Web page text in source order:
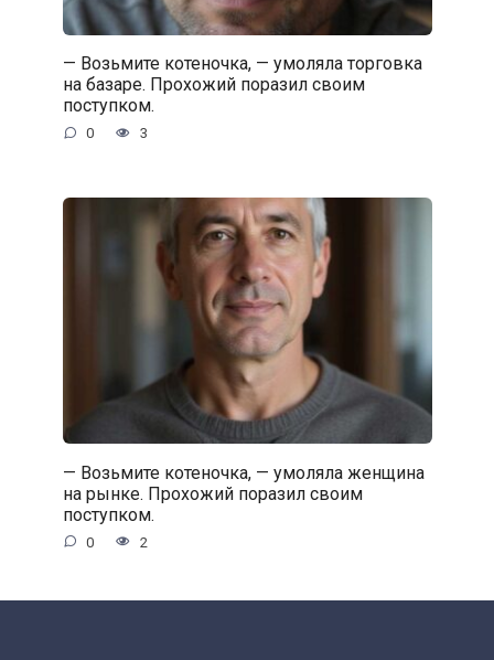
— Возьмите котеночка, — умоляла торговка
на базаре. Прохожий поразил своим
поступком.
0 3
— Возьмите котеночка, — умоляла женщина
на рынке. Прохожий поразил своим
поступком.
0 2